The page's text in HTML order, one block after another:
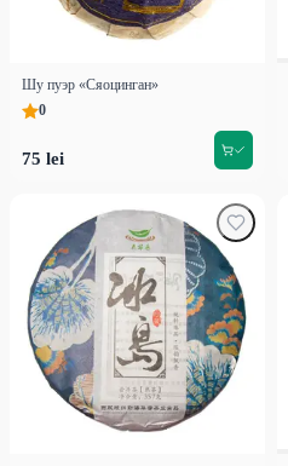
Шу пуэр «Сяоцинган»
0
75 lei